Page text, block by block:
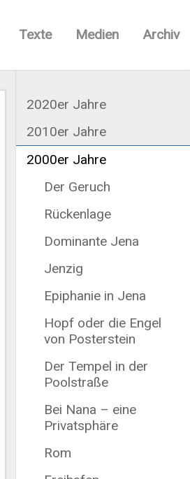
Texte Medien Archiv
2020er Jahre
2010er Jahre
2000er Jahre
Der Geruch
Rückenlage
Dominante Jena
Jenzig
Epiphanie in Jena
Hopf oder die Engel
von Posterstein
Der Tempel in der
Poolstraße
Bei Nana – eine
Privatsphäre
Rom